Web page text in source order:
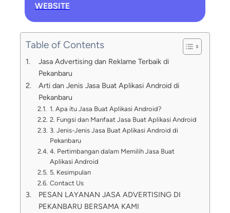
WEBSITE
Table of Contents
Jasa Advertising dan Reklame Terbaik di
Pekanbaru
Arti dan Jenis Jasa Buat Aplikasi Android di
Pekanbaru
1. Apa itu Jasa Buat Aplikasi Android?
2. Fungsi dan Manfaat Jasa Buat Aplikasi Android
3. Jenis-Jenis Jasa Buat Aplikasi Android di
Pekanbaru
4. Pertimbangan dalam Memilih Jasa Buat
Aplikasi Android
5. Kesimpulan
Contact Us
PESAN LAYANAN JASA ADVERTISING DI
PEKANBARU BERSAMA KAMI